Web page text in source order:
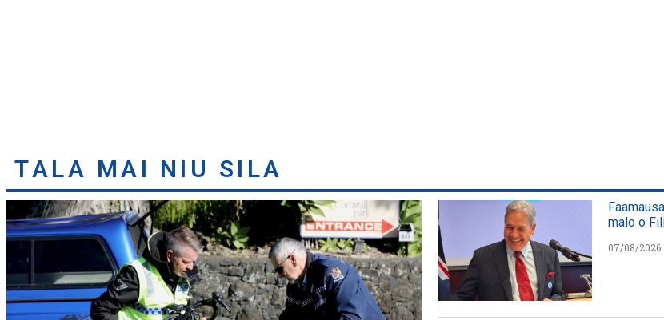
TALA MAI NIU SILA
malo o
07/08/2026